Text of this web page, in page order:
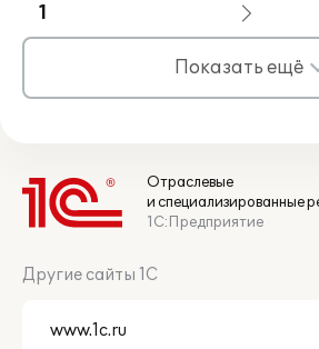
Показать ещё
1
Отраслевые
и специализированные
1С:Предприятие
Другие сайты 1С